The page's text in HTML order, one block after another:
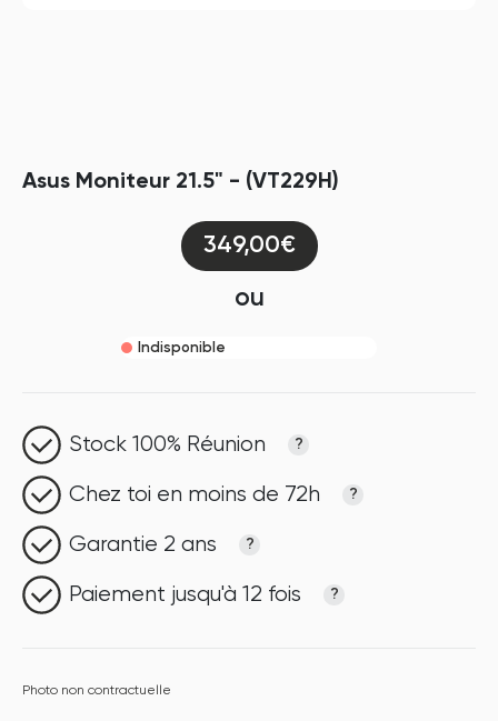
Asus Moniteur 21.5" - (VT229H)
349,00€
ou
Indisponible
Stock 100% Réunion ?
Chez toi en moins de 72h ?
Garantie 2 ans ?
Paiement jusqu'à 12 fois ?
Photo non contractuelle